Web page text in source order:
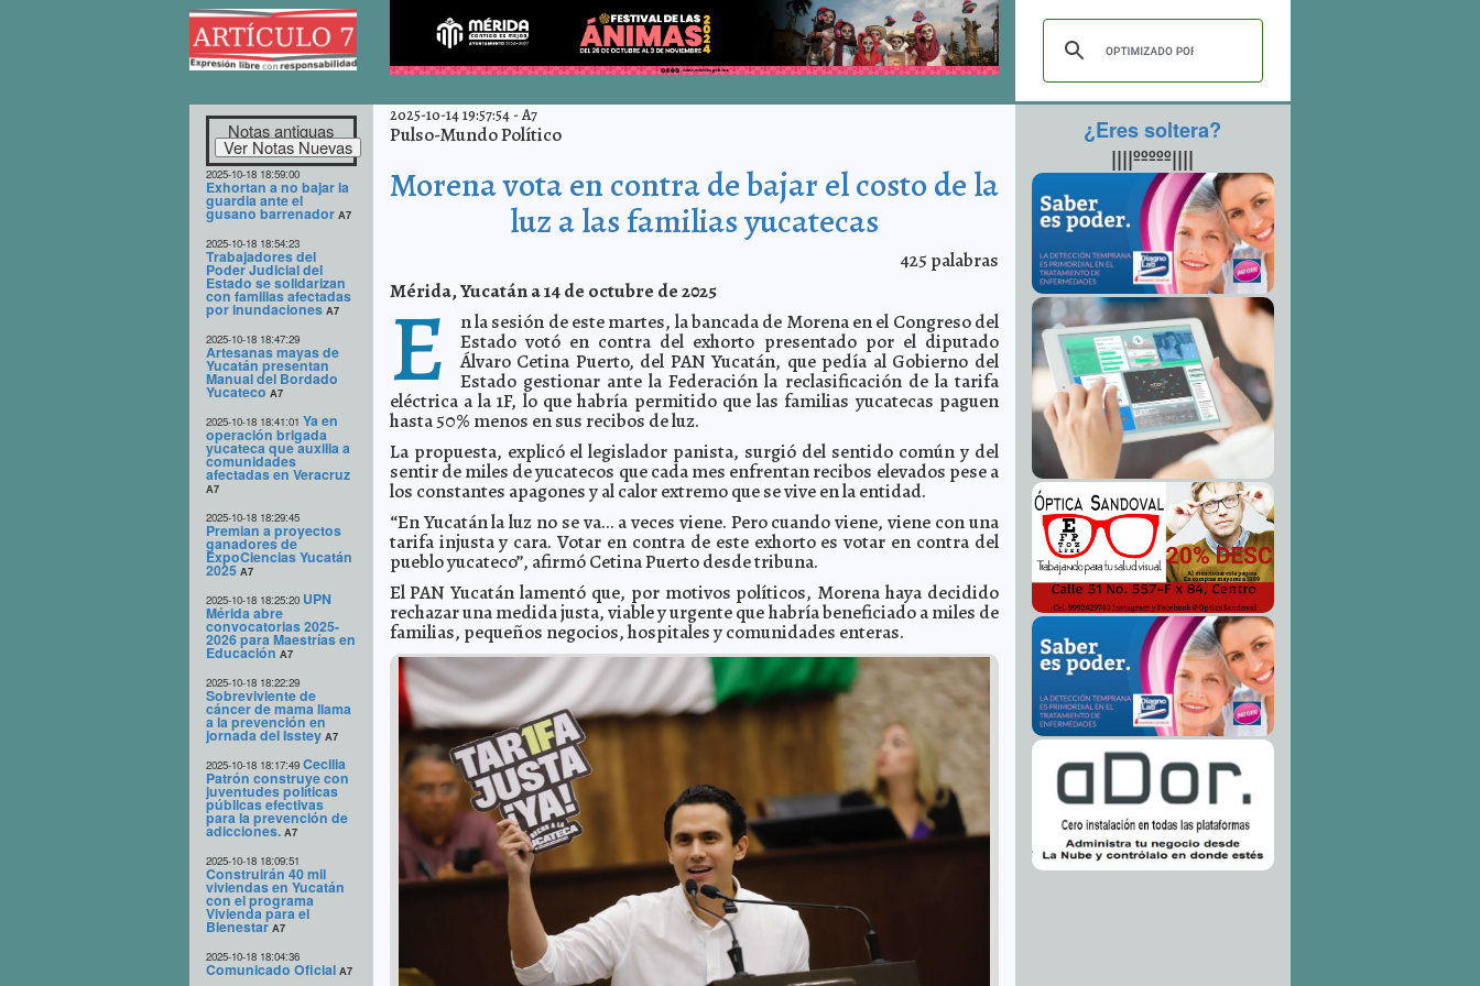
Notas antiguas
2025-10-18 18:59:00
Exhortan a no bajar la
guardia ante el
gusano barrenador A7
2025-10-18 18:54:23
Trabajadores del
Poder Judicial del
Estado se solidarizan
con familias afectadas
por inundaciones A7
2025-10-18 18:47:29
Artesanas mayas de
Yucatán presentan
Manual del Bordado
Yucateco A7
2025-10-18 18:41:01 Ya en
operación brigada
yucateca que auxilia a
comunidades
afectadas en Veracruz
A7
2025-10-18 18:29:45
Premian a proyectos
ganadores de
ExpoCiencias Yucatán
2025 A7
2025-10-18 18:25:20 UPN
Mérida abre
convocatorias 2025-
2026 para Maestrías en
Educación A7
2025-10-18 18:22:29
Sobreviviente de
cáncer de mama llama
a la prevención en
jornada del Isstey A7
2025-10-18 18:17:49 Cecilia
Patrón construye con
juventudes políticas
públicas efectivas
para la prevención de
adicciones. A7
2025-10-18 18:09:51
Construirán 40 mil
viviendas en Yucatán
con el programa
Vivienda para el
Bienestar A7
2025-10-18 18:04:36
Comunicado Oficial A7
2025-10-14 19:57:54-A7
Pulso-Mundo Político
Morena vota en contra de bajar el costo de la
luz a las familias yucatecas
425 palabras
Mérida, Yucatán a 14 de octubre de 2025
E n la sesión de este martes, la bancada de Morena en el Congreso del
Estado votó en contra del exhorto presentado por el diputado
Álvaro Cetina Puerto, del PAN Yucatán, que pedía al Gobierno del
Estado gestionar ante la Federación la reclasificación de la tarifa
eléctrica a la 1F, lo que habría permitido que las familias yucatecas paguen
hasta 50% menos en sus recibos de luz.
La propuesta, explicó el legislador panista, surgió del sentido común y del
sentir de miles de yucatecos que cada mes enfrentan recibos elevados pese a
los constantes apagones y al calor extremo que se vive en la entidad.
“En Yucatán la luz no se va… a veces viene. Pero cuando viene, viene con una
tarifa injusta y cara. Votar en contra de este exhorto es votar en contra del
pueblo yucateco”, afirmó Cetina Puerto desde tribuna.
El PAN Yucatán lamentó que, por motivos políticos, Morena haya decidido
rechazar una medida justa, viable y urgente que habría beneficiado a miles de
familias, pequeños negocios, hospitales y comunidades enteras.
¿Eres soltera?
||||ººººº||||